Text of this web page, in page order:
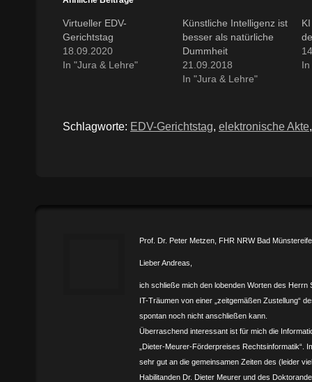
Virtueller EDV-
Gerichtstag
18.09.2020
In "Jura & Lehre"
Künstliche Intelligenz ist
besser als natürliche
Dummheit
21.09.2018
In "Jura & Lehre"
Schlagworte: EDV-Gerichtstag, elektronische Akte
Prof. Dr. Peter Metzen, FHR NRW Bad
Lieber Andreas,
ich schließe mich den lobenden Worten des Herrn
IT-Träumen von einer „zeitgemäßen Zustellung“
spontan noch nicht anschließen kann.
Überraschend interessant ist für mich die
„Dieter-Meurer-Förderpreises Rechtsinformatik“.
sehr gut an die gemeinsamen Zeiten des (leider
Habilitanden Dr. Dieter Meurer und des